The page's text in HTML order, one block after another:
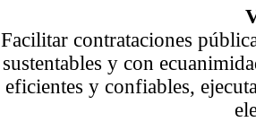
Facilitar contrataciones
sustentables y con
eficientes y confiables,